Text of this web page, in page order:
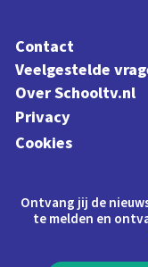
Contact
Veelgestelde
Over Schooltv.nl
Privacy
Cookies
Ontvang jij de
te melden en